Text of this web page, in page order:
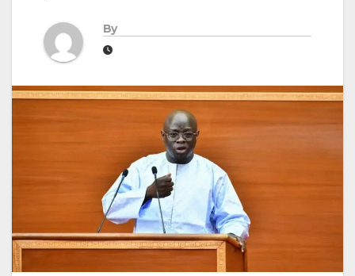
By